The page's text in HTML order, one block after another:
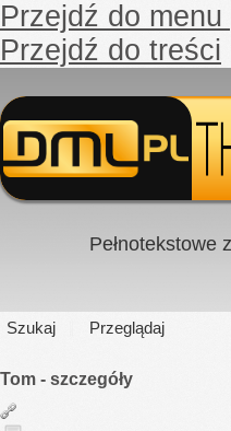
Przejdź do menu
Przejdź do treści
Pełnotekstowe
Szukaj Przeglądaj
Tom - szczegóły